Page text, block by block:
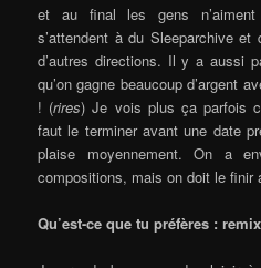
et au final les gens
s’attendent à du Sleeparchive et
d’autres directions. Il y a aussi
qu’on gagne beaucoup d’argent
! (rires) Je vois plus ça parfois
faut le terminer avant une date
plaise moyennement. On a
compositions, mais on doit le
Qu’est-ce que tu préfères :